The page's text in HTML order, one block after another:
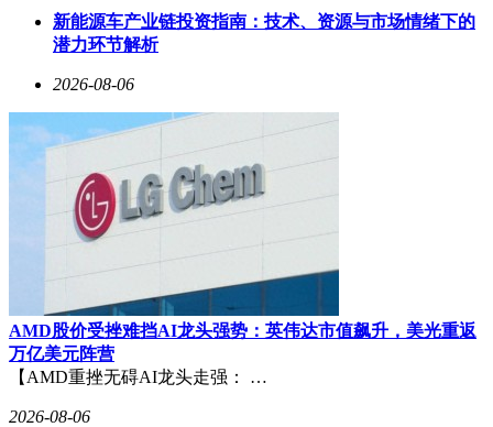
新能源车产业链投资指南：技术、资源与市场情绪下的
潜力环节解析
2026-08-06
AMD股价受挫难挡AI龙头强势：英伟达市值飙升，美光重返
万亿美元阵营
【AMD重挫无碍AI龙头走强： …
2026-08-06